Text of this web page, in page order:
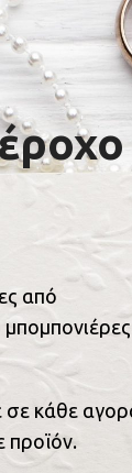
από
σε κάθε
προϊόν.